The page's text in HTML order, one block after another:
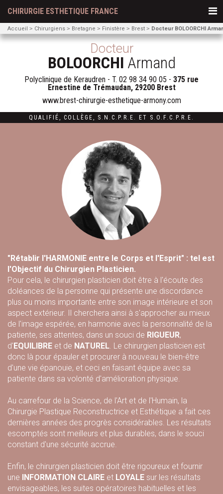
CHIRURGIE ESTHETIQUE FRANCE
Accueil Chirurgiens Bretagne Finistère Brest Docteur BOLOORCHI
Docteur
BOLOORCHI Armand
Polyclinique de Keraudren - T. 02 98 34 90 05 - 375 rue
Ernestine de Trémaudan, 29200 Brest
www.brest-chirurgie-esthetique-armony.com
QUALIFIÉ, COLLÈGE, S.N.C.P.R.E. ET S.O.F.C.P.R.E.
"Rétablir l'HARMONIE entre le Corps et l'Esprit" : tel est
l'Objectif du Chirurgien Plasticien.
Pour cela, le chirurgien plasticien doit être à l'écoute des
doléances de la personne qui présente une discordance
plus ou moins importante entre son image intérieure et son
aspect extérieur. Il cherchera ainsi à s'approcher au mieux
de l'image espérée, en harmonie avec la personnalité de la
patiente, ses attentes, dans un souci de RIGUEUR,
d'EQUILIBRE et de NATUREL. Le chirurgien plasticien est
donc là pour épauler et procurer à nouveau le bien-être
d'une vie épanouie, et ceci en faisant équipe avec sa
patiente dans sa volonté d'amélioration physique.
Au carrefour de la Science, de l'Art et de l'Humain, la
Chirurgie Plastique Reconstructrice et Esthétique a fait ces
dernières années des progrès considérables. Les résultats
escomptés sont meilleurs et plus durables, dans le souci
constant d'une sécurité accrue.
Enfin, le chirurgien plasticien doit être rigoureux et fournir
une INFORMATION CLAIRE et LOYALE sur les résultats
envisageables, les suites opératoires habituelles et les